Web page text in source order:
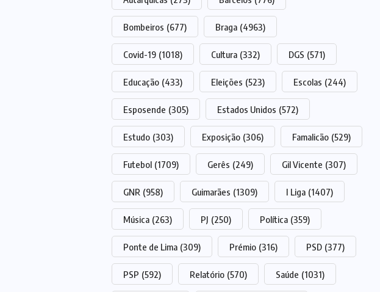
Bombeiros (677) Braga (4963)
Covid-19 (1018) Cultura (332) DGS (571)
Educação (433) Eleições (523) Escolas (244)
Esposende (305) Estados Unidos (572)
Estudo (303) Exposição (306) Famalicão (529)
Futebol (1709) Gerês (249) Gil Vicente (307)
GNR (958) Guimarães (1309) I Liga (1407)
Música (263) PJ (250) Política (359)
Ponte de Lima (309) Prémio (316) PSD (377)
PSP (592) Relatório (570) Saúde (1031)